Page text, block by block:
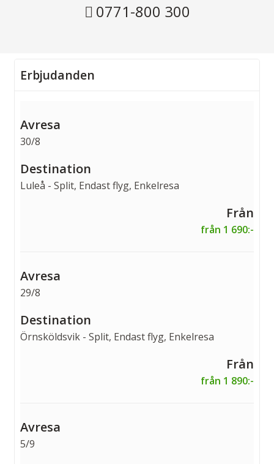
0771-800 300
Erbjudanden
30/8
Luleå - Split, Endast flyg, Enkelresa
från 1 690:-
29/8
Örnsköldsvik - Split, Endast flyg, Enkelresa
från 1 890:-
5/9